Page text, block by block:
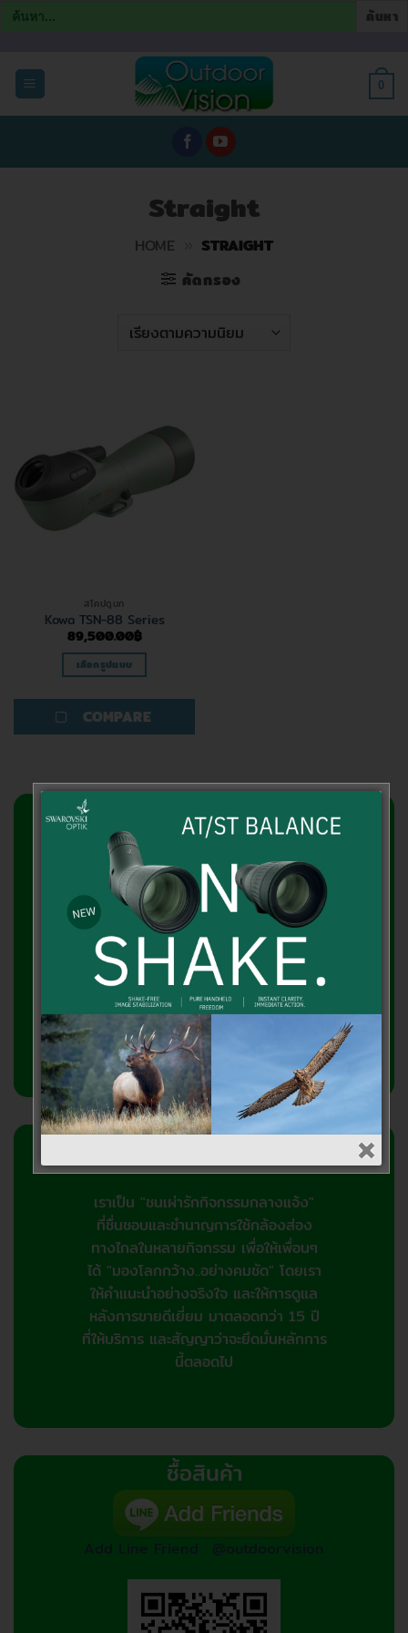
Search
for:
0
Straight
HOME
STRAIGHT
คัดกรอง
สโคปดูนก
Kowa TSN-88 Series
89,500.00฿
เลือกรูปแบบ
product
has
The
be
chosen
on
the
product
page
COMPARE
สอบถามข้อมูลเพิ่มเติม
บริษัท เอาท์ดอร์วิชั่น จำกัด
2358/2 ถ.ลาดพร้าว แขวงพลับพลา
วังทองหลาง กทม.10310
โทรศัพท์ 081-7682866, 095-3716866
เกี่ยวกับเรา
เราเป็น "ชนเผ่ารักกิจกรรมกลางแจ้ง"
ที่ชื่นชอบและชำนาญการใช้กล้องส่อง
ทางไกลในหลายกิจกรรม เพื่อให้เพื่อนๆ
ได้ "มองโลกกว้าง..อย่างคมชัด" โดยเรา
ให้คำแนะนำอย่างจริงใจ และให้การดูแล
หลังการขายดีเยี่ยม มาตลอดกว่า 15 ปี
ที่ให้บริการ และสัญญาว่าจะยึดมั่นหลักการ
นี้ตลอดไป
ซื้อสินค้า
Add Line Friend : @outdoorvision